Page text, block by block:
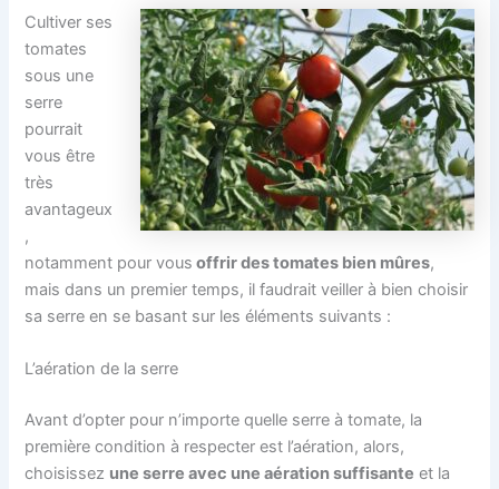
Cultiver ses
tomates
sous une
serre
pourrait
vous être
très
avantageux
,
notamment pour vous offrir des tomates bien mûres,
mais dans un premier temps, il faudrait veiller à bien choisir
sa serre en se basant sur les éléments suivants :
L’aération de la serre
Avant d’opter pour n’importe quelle serre à tomate, la
première condition à respecter est l’aération, alors,
choisissez une serre avec une aération suffisante et la